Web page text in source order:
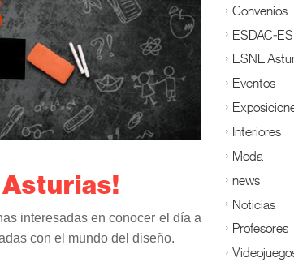
Asturias!
interesadas en conocer el día a
con el mundo del diseño.
Convenios
ESDAC-
ESNE
Eventos
Interiores
Moda
news
Noticias
Profesores